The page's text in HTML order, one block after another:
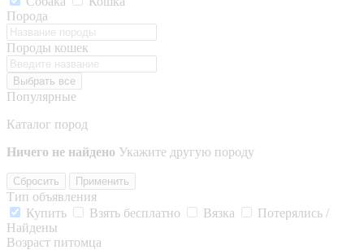
Порода
Породы кошек
Выбрать все
Популярные
Каталог пород
Ничего не найдено Укажите другую породу
Сбросить Применить
Тип объявления
Купить
Взять бесплатно Вязка
Потерялись /
Найдены
Возраст питомца